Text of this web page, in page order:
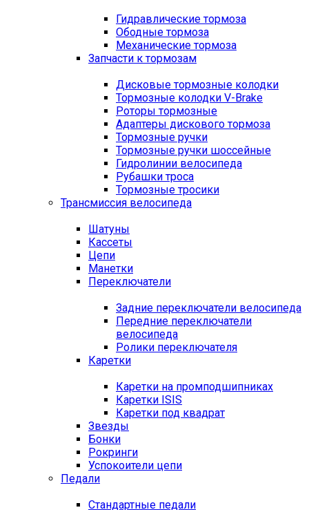
Гидравлические тормоза
Ободные тормоза
Механические тормоза
Запчасти к тормозам
Дисковые тормозные колодки
Тормозные колодки V-Brake
Роторы тормозные
Адаптеры дискового тормоза
Тормозные ручки
Тормозные ручки шоссейные
Гидролинии велосипеда
Рубашки троса
Тормозные тросики
Трансмиссия велосипеда
Шатуны
Кассеты
Цепи
Манетки
Переключатели
Задние переключатели велосипеда
Передние переключатели
велосипеда
Ролики переключателя
Каретки
Каретки на промподшипниках
Каретки ISIS
Каретки под квадрат
Звезды
Бонки
Рокринги
Успокоители цепи
Педали
Стандартные педали